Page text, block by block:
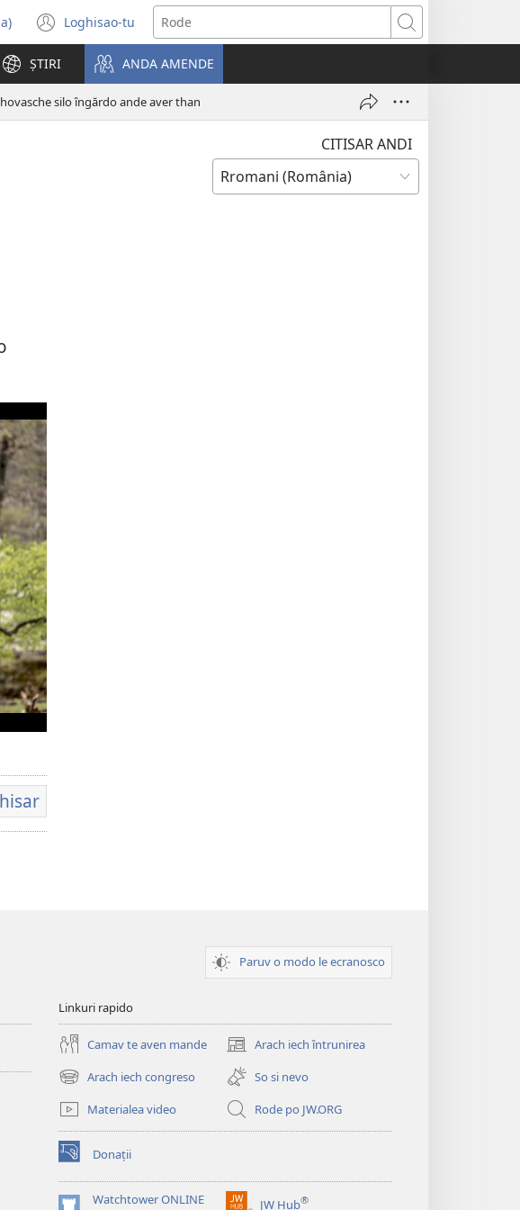
Loghisao-tu
(opens
new
window)
Rode
ȘTIRI ANDA AMENDE
silo îngărdo ande aver than
CITISAR ANDI
Paruv o modo le ecranosco
Linkuri rapido
Camav te aven mande Arach iech întrunirea
(opens
new
window)
Arach iech congreso
(opens
new
window)
So si nevo
Materialea video
Rode po JW.ORG
Donații
(opens
new
window)Watchtower ONLINE
JW Hub®